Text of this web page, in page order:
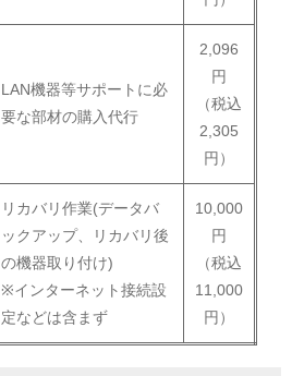
LAN機器等サポートに必
要な部材の購入代行
2,096
円
（税込
2,305
円）
リカバリ作業(データバ
ックアップ、リカバリ後
の機器取り付け)
※インターネット接続設
定などは含まず
10,000
円
（税込
11,000
円）